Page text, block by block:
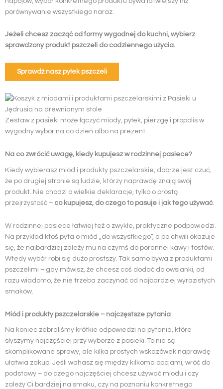
porównywanie wszystkiego naraz.
Jeżeli chcesz zacząć od formy wygodnej do kuchni, wybierz
sprawdzony produkt pszczeli do codziennego użycia.
Sprawdź nasz pyłek pszczeli
Zestaw z pasieki może łączyć miody, pyłek, pierzgę i propolis w
wygodny wybór na co dzień albo na prezent.
Na co zwrócić uwagę, kiedy kupujesz w rodzinnej pasiece?
Kiedy wybierasz miód i produkty pszczelarskie, dobrze jest czuć,
że po drugiej stronie są ludzie, którzy naprawdę znają swój
produkt. Nie chodzi o wielkie deklaracje, tylko o prostą
przejrzystość – co kupujesz, do czego to pasuje i jak tego używać.
W rodzinnej pasiece łatwiej też o zwykłe, praktyczne podpowiedzi.
Na przykład ktoś pyta o miód „do wszystkiego”, a po chwili okazuje
się, że najbardziej zależy mu na czymś do porannej kawy i tostów.
Wtedy wybór robi się dużo prostszy. Tak samo bywa z produktami
pszczelimi – gdy mówisz, że chcesz coś dodać do owsianki, od
razu wiadomo, że nie trzeba zaczynać od najbardziej wyrazistych
smaków.
Miód i produkty pszczelarskie – najczęstsze pytania
Na koniec zebraliśmy krótkie odpowiedzi na pytania, które
słyszymy najczęściej przy wyborze z pasieki. To nie są
skomplikowane sprawy, ale kilka prostych wskazówek naprawdę
ułatwia zakup. Jeśli wahasz się między kilkoma opcjami, wróć do
podstawy – do czego najczęściej chcesz używać miodu i czy
zależy Ci bardziej na smaku, czy na poznaniu konkretnego